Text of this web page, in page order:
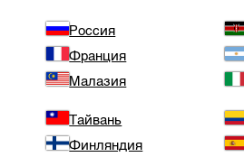
Россия
Франция
Малазия
Тайвань
Финляндия